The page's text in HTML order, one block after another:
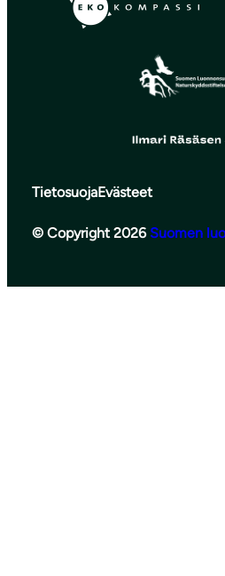
TietosuojaEvästeet
© Copyright 2026 Suomen